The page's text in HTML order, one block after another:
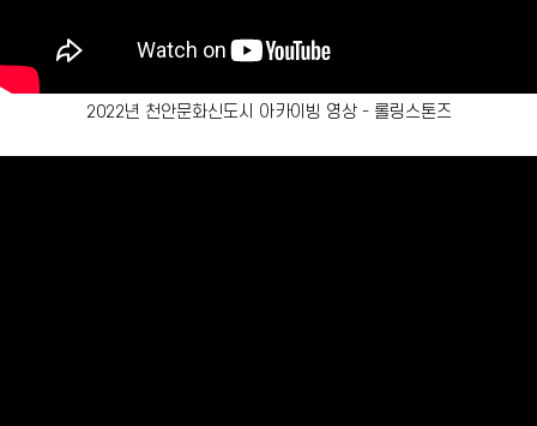
2022년 천안문화신도시 아카이빙 영상 - 롤링스톤즈